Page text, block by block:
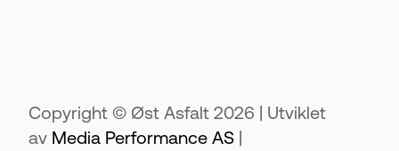
Copyright © Øst Asfalt 2026 | Utviklet
av Media Performance AS |